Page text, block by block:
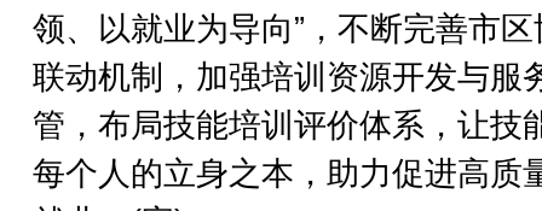
领、以就业为导向”，不断完善市
联动机制，加强培训资源开发与服
管，布局技能培训评价体系，让技
每个人的立身之本，助力促进高质